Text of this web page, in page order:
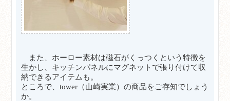
また、ホーロー素材は磁石がくっつくという特徴を
生かし、キッチンパネルにマグネットで張り付けて収
納できるアイテムも。
ところで、tower（山崎実業）の商品をご存知でしょう
か。